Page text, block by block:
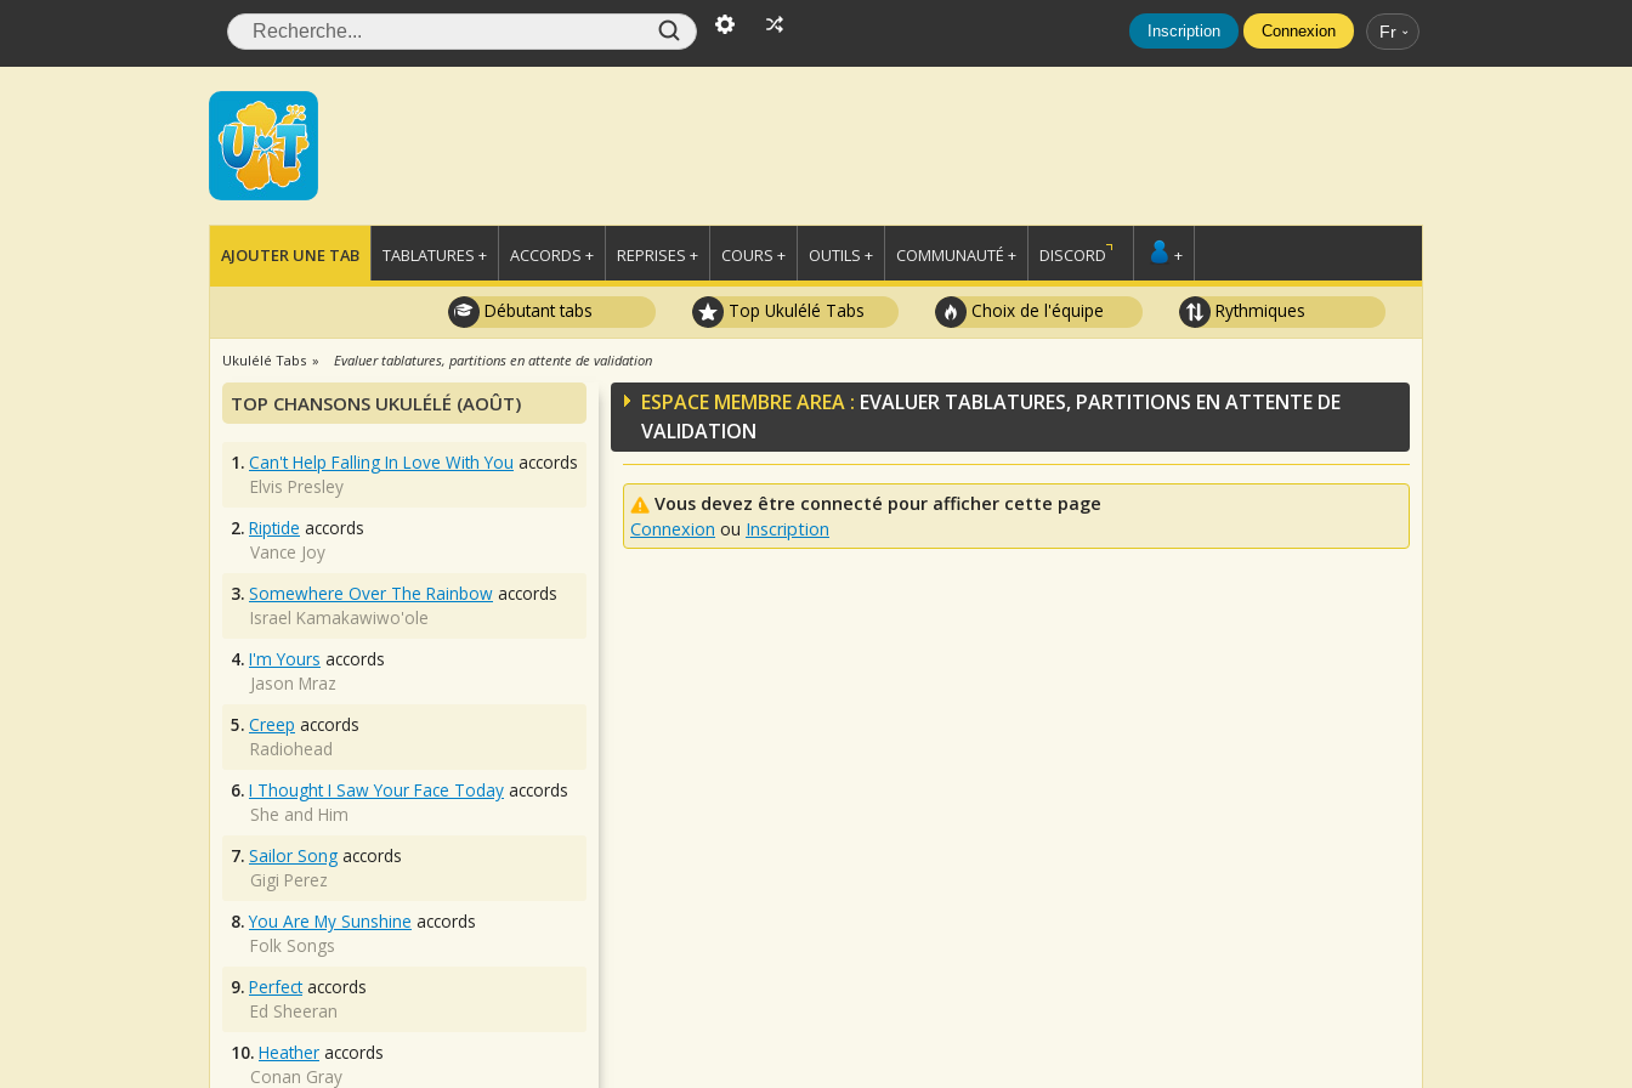
Inscription Connexion Fr
AJOUTER UNE TAB TABLATURES + ACCORDS + REPRISES + COURS + OUTILS + COMMUNAUTÉ + DISCORD +
Débutant tabs Top Ukulélé Tabs Choix de l'équipe Rythmiques
Ukulélé Tabs Evaluer tablatures, partitions en attente de validation
ESPACE MEMBRE AREA : EVALUER TABLATURES, PARTITIONS EN ATTENTE DE
VALIDATION
Vous devez être connecté pour afficher cette page
Connexion ou Inscription
TOP CHANSONS UKULÉLÉ (AOÛT)
1. Can't Help Falling In Love With You accords
Elvis Presley
2. Riptide accords
Vance Joy
3. Somewhere Over The Rainbow accords
Israel Kamakawiwo'ole
4. I'm Yours accords
Jason Mraz
5. Creep accords
Radiohead
6. I Thought I Saw Your Face Today accords
She and Him
7. Sailor Song accords
Gigi Perez
8. You Are My Sunshine accords
Folk Songs
9. Perfectaccords
Ed Sheeran
10. Heather accords
Conan Gray